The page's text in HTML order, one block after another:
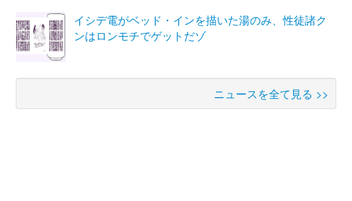
イシデ電がベッド・インを描いた湯のみ、性徒諸ク
ンはロンモチでゲットだゾ
ニュースを全て見る >>